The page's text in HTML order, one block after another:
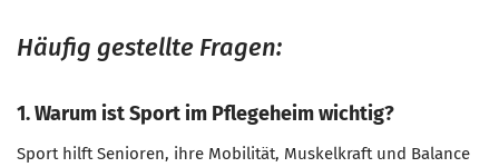
Häufig gestellte Fragen:
1. Warum ist Sport im Pflegeheim wichtig?
Sport hilft Senioren, ihre Mobilität, Muskelkraft und Balance